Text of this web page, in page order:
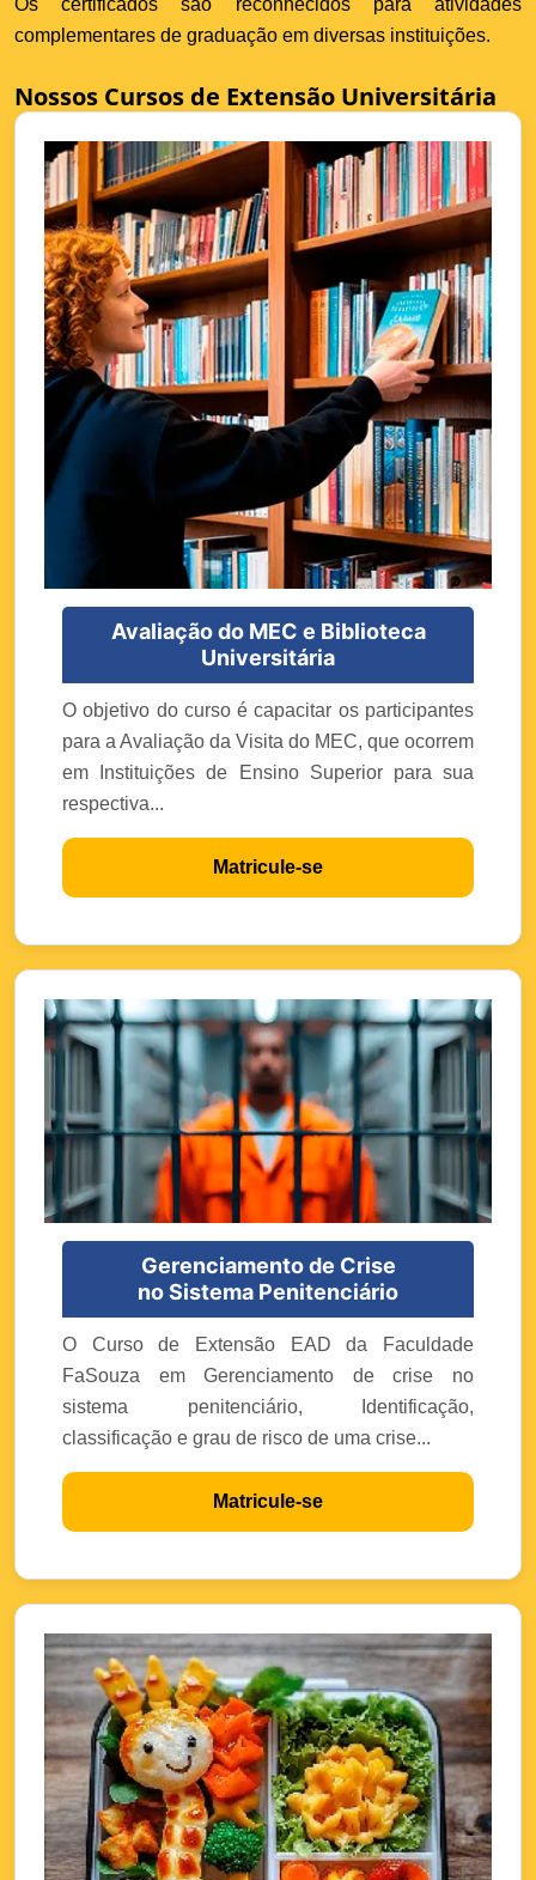
Os certificados são reconhecidos para atividades
complementares de graduação em diversas instituições.
Nossos Cursos de Extensão Universitária
Avaliação do MEC e Biblioteca
Universitária
O objetivo do curso é capacitar os participantes
para a Avaliação da Visita do MEC, que ocorrem
em Instituições de Ensino Superior para sua
respectiva...
Matricule-se
Gerenciamento de Crise
no Sistema Penitenciário
O Curso de Extensão EAD da Faculdade
FaSouza em Gerenciamento de crise no
sistema penitenciário, Identificação,
classificação e grau de risco de uma crise...
Matricule-se